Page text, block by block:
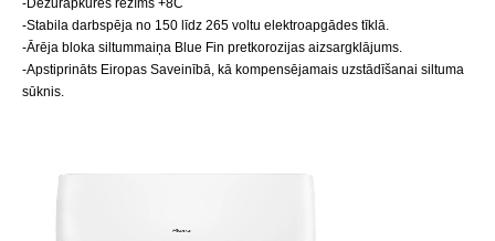
-Dežūrapkures režīms +8C
-Stabila darbspēja no 150 līdz 265 voltu elektroapgādes tīklā.
-Ārēja bloka siltummaiņa Blue Fin pretkorozijas aizsargklājums.
-Apstiprināts Eiropas Saveinībā, kā kompensējamais uzstādīšanai siltuma
sūknis.